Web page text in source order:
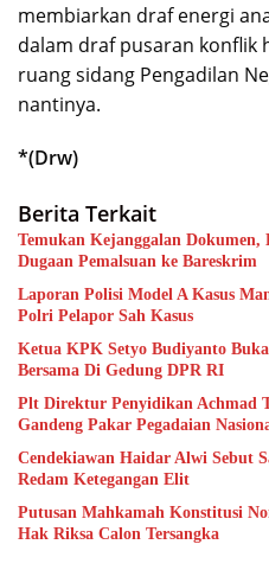
membiarkan draf energi
dalam draf pusaran konflik
ruang sidang Pengadilan
nantinya.
*(Drw)
Berita Terkait
Temukan Kejanggalan
Dugaan Pemalsuan ke Bareskrim
Laporan Polisi Model A Kasus
Polri Pelapor Sah Kasus
Ketua KPK Setyo Budiyanto
Bersama Di Gedung DPR RI
Plt Direktur Penyidikan Achmad
Gandeng Pakar Pegadaian
Cendekiawan Haidar Alwi Sebut
Redam Ketegangan Elit
Putusan Mahkamah Konstitusi
Hak Riksa Calon Tersangka